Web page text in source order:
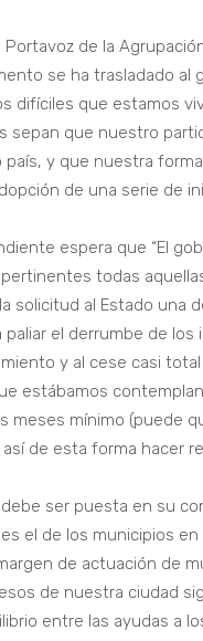
Portavoz de la
se ha trasladado
difíciles que estamos
sepan que nuestro
y que nuestra
de una serie de
espera que “El
todas
solicitud al Estado una
el derrumbe de
y al cese casi
estábamos
meses mínimo (puede
de esta forma hacer
ser puesta en su
el de los municipios
de actuación de
de nuestra ciudad
entre las ayudas a